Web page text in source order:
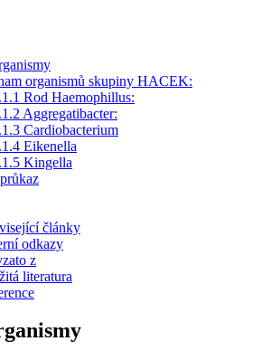
organismů skupiny HACEK:
Rod Haemophillus:
Aggregatibacter:
Cardiobacterium
Eikenella
Kingella
články
odkazy
z
literatura